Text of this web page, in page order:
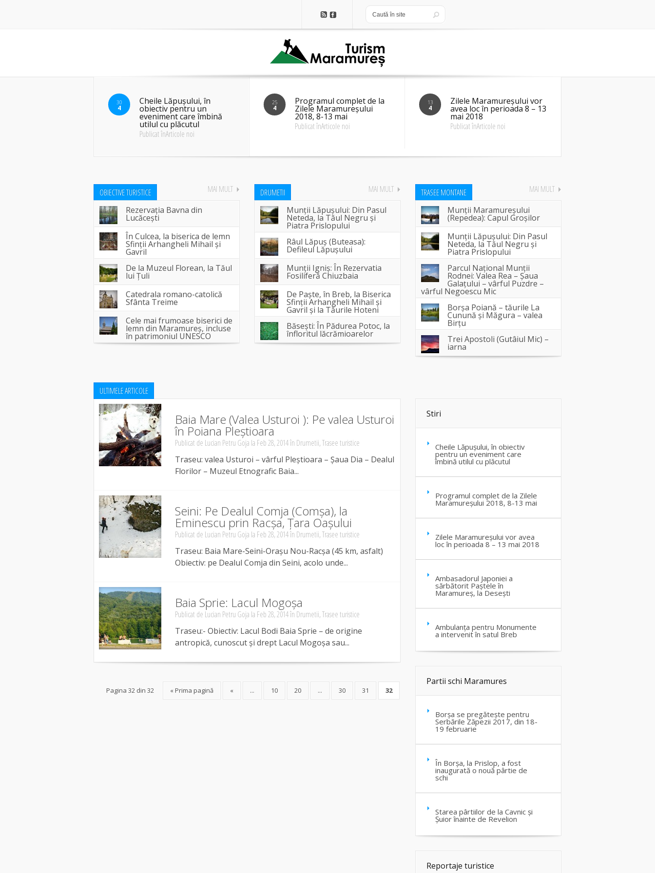
30
4
Cheile Lăpușului, în
obiectiv pentru un
eveniment care îmbină
utilul cu plăcutul
Publicat înArticole noi
25
4
Programul complet de la
Zilele Maramureșului
2018, 8-13 mai
Publicat înArticole noi
13
4
Zilele Maramureșului vor
avea loc în perioada 8 – 13
mai 2018
Publicat înArticole noi
OBIECTIVE TURISTICE
MAI MULT
Rezervația Bavna din
Lucăcești
În Culcea, la biserica de lemn
Sfinții Arhangheli Mihail și
Gavril
De la Muzeul Florean, la Tăul
lui Țuli
Catedrala romano-catolică
Sfânta Treime
Cele mai frumoase biserici de
lemn din Maramureș, incluse
în patrimoniul UNESCO
DRUMETII
MAI MULT
Munții Lăpușului: Din Pasul
Neteda, la Tăul Negru și
Piatra Prislopului
Râul Lăpuș (Buteasa):
Defileul Lăpușului
Munții Igniș: În Rezervatia
Fosiliferă Chiuzbaia
De Paște, în Breb, la Biserica
Sfinții Arhangheli Mihail și
Gavril și la Tăurile Hoteni
Băsești: În Pădurea Potoc, la
înfloritul lăcrămioarelor
TRASEE MONTANE
MAI MULT
Munții Maramureșului
(Repedea): Capul Groșilor
Munții Lăpușului: Din Pasul
Neteda, la Tăul Negru și
Piatra Prislopului
Parcul Național Munții
Rodnei: Valea Rea – Șaua
Galațului – vârful Puzdre –
vârful Negoescu Mic
Borşa Poiană – tăurile La
Cunună și Măgura – valea
Birţu
Trei Apostoli (Gutâiul Mic) –
iarna
ULTIMELE ARTICOLE
Baia Mare (Valea Usturoi ): Pe valea Usturoi
în Poiana Pleștioara
Publicat de Lucian Petru Goja la Feb 28, 2014 în Drumetii,Trasee turistice
Traseu: valea Usturoi – vârful Pleștioara – Șaua Dia – Dealul
Florilor – Muzeul Etnografic Baia...
Seini: Pe Dealul Comja (Comșa), la
Eminescu prin Racșa, Țara Oașului
Publicat de Lucian Petru Goja la Feb 28, 2014 în Drumetii,Trasee turistice
Traseu: Baia Mare-Seini-Orașu Nou-Racșa (45 km, asfalt)
Obiectiv: pe Dealul Comja din Seini, acolo unde...
Baia Sprie: Lacul Mogoșa
Publicat de Lucian Petru Goja la Feb 28, 2014 în Drumetii,Trasee turistice
Traseu:- Obiectiv: Lacul Bodi Baia Sprie – de origine
antropică, cunoscut și drept Lacul Mogoșa sau...
Pagina 32 din 32 « Prima pagină « ... 10 20 ... 30 31 32
Stiri
Cheile Lăpușului, în obiectiv
pentru un eveniment care
îmbină utilul cu plăcutul
Programul complet de la Zilele
Maramureșului 2018, 8-13 mai
Zilele Maramureșului vor avea
loc în perioada 8 – 13 mai 2018
Ambasadorul Japoniei a
sărbătorit Paștele în
Maramureș, la Desești
Ambulanța pentru Monumente
a intervenit în satul Breb
Partii schi Maramures
Borșa se pregătește pentru
Serbările Zăpezii 2017, din 18-
19 februarie
În Borșa, la Prislop, a fost
inaugurată o nouă pârtie de
schi
Starea pârtiilor de la Cavnic și
Șuior înainte de Revelion
Reportaje turistice